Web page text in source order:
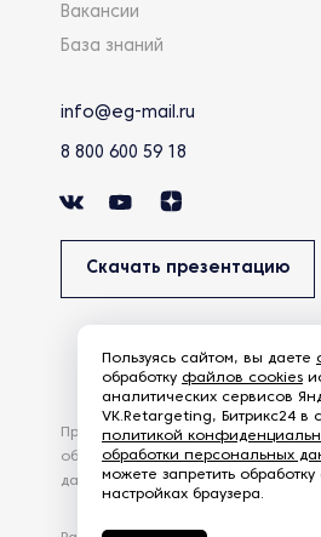
Вакансии
База знаний
info@eg-mail.ru
8 800 600 59 18
Скачать презентацию
Продолжая использовать наш
обработку файлов Cookies и
данных, в соответствии с
Пользуясь сайтом, вы даете
обработку файлов cookies
аналитических сервисов
VK.Retargeting, Битрикс24 в
политикой
обработки персональных
можете запретить обработку
настройках браузера.